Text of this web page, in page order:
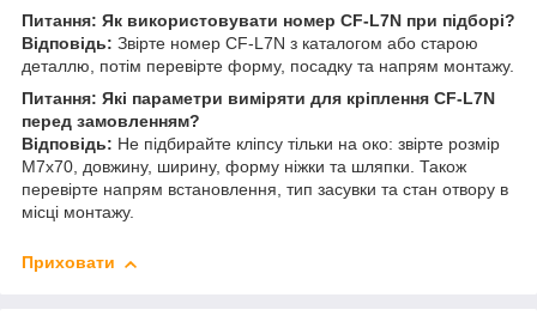
Питання: Як використовувати номер CF-L7N при підборі?
Відповідь: Звірте номер CF-L7N з каталогом або старою
деталлю, потім перевірте форму, посадку та напрям монтажу.
Питання: Які параметри виміряти для кріплення CF-L7N
перед замовленням?
Відповідь: Не підбирайте кліпсу тільки на око: звірте розмір
M7x70, довжину, ширину, форму ніжки та шляпки. Також
перевірте напрям встановлення, тип засувки та стан отвору в
місці монтажу.
Приховати